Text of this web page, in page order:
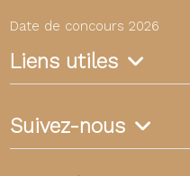
Date de concours 2026
Liens utiles
Suivez-nous